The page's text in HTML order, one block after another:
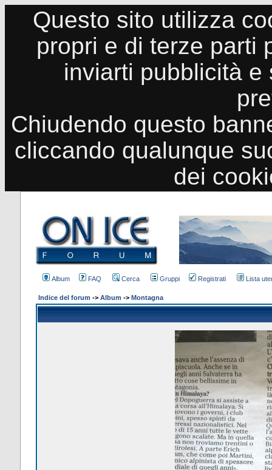
Questo sito utilizza
propri e di terze parti
inviarti pubblicità
Chiudendo questo
cliccando qualunque
dei
Album FAQ Cerca Gruppi Registrati Lista
Indice del forum -> Album -> Montagna